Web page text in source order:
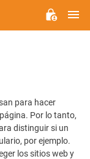
para hacer
Por lo tanto,
distinguir si un
por ejemplo.
los sitios web y